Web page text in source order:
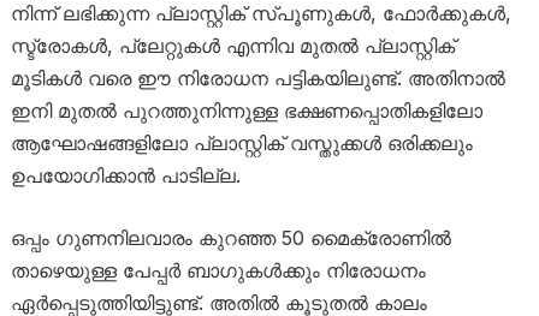
നിന്ന് ലഭിക്കുന്ന പ്ലാസ്റ്റിക് സ്പൂണുകൾ, ഫോർക്കുകൾ,
സ്ട്രോകൾ, പ്ലേറ്റുകൾ എന്നിവ മുതൽ പ്ലാസ്റ്റിക്
മൂടികൾ വരെ ഈ നിരോധന പട്ടികയിലുണ്ട്. അതിനാൽ
ഇനി മുതൽ പുറത്തുനിന്നുള്ള ഭക്ഷണപ്പൊതികളിലോ
ആഘോഷങ്ങളിലോ പ്ലാസ്റ്റിക് വസ്തുക്കൾ ഒരിക്കലും
ഉപയോഗിക്കാൻ പാടില്ല.
ഒപ്പം ഗുണനിലവാരം കുറഞ്ഞ 50 മൈക്രോണിൽ
താഴെയുള്ള പേപ്പർ ബാഗുകൾക്കും നിരോധനം
ഏർപ്പെടുത്തിയിട്ടുണ്ട്. അതിൽ കൂടുതൽ കാലം